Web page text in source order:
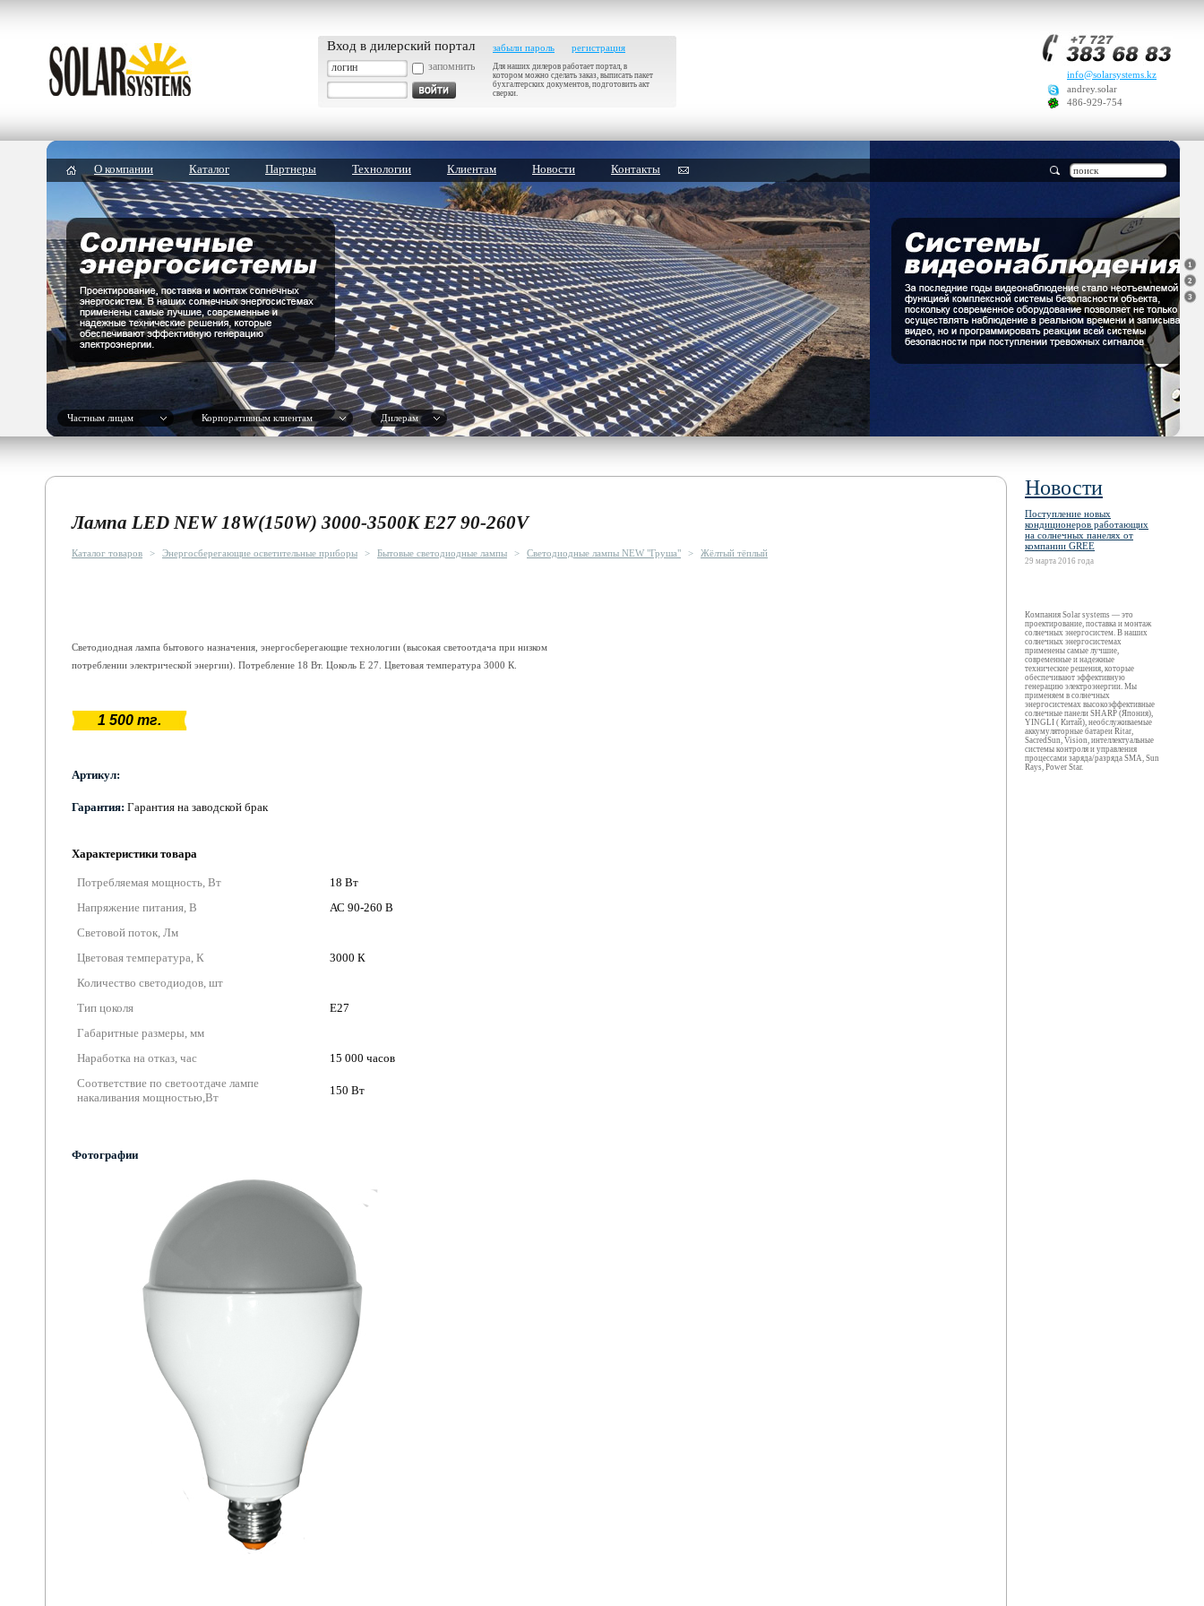
Вход в дилерский портал
запомнить
забыли пароль регистрация
Для наших дилеров работает портал, в
котором можно сделать заказ, выписать пакет
бухгалтерских документов, подготовить акт
сверки.
info@solarsystems.kz
andrey.solar
486-929-754
О компании Каталог Партнеры Технологии Клиентам Новости Контакты
Частным лицам Корпоративным клиентам Дилерам
Лампа LED NEW 18W(150W) 3000-3500K E27 90-260V
Каталог товаров > Энергосберегающие осветительные приборы > Бытовые светодиодные лампы > Светодиодные лампы NEW "Груша" > Жёлтый тёплый
Светодиодная лампа бытового назначения, энергосберегающие технологии (высокая светоотдача при низком
потреблении электрической энергии). Потребление 18 Вт. Цоколь Е 27. Цветовая температура 3000 К.
1 500 тг.
Артикул:
Гарантия: Гарантия на заводской брак
Характеристики товара
Потребляемая мощность, Вт
18 Вт
Напряжение питания, В
АС 90-260 В
Световой поток, Лм
Цветовая температура, К
3000 К
Количество светодиодов, шт
Тип цоколя
Е27
Габаритные размеры, мм
Наработка на отказ, час
15 000 часов
Соответствие по светоотдаче лампе
накаливания мощностью,Вт
150 Вт
Фотографии
Новости
Поступление новых
кондиционеров работающих
на солнечных панелях от
компании GREE
29 марта 2016 года
Компания Solar systems — это
проектирование, поставка и монтаж
солнечных энергосистем. В наших
солнечных энергосистемах
применены самые лучшие,
современные и надежные
технические решения, которые
обеспечивают эффективную
генерацию электроэнергии. Мы
применяем в солнечных
энергосистемах высокоэффективные
солнечные панели SHARP (Япония),
YINGLI ( Китай), необслуживаемые
аккумуляторные батареи Ritar,
SacredSun, Vision, интеллектуальные
системы контроля и управления
процессами заряда/разряда SMA, Sun
Rays, Power Star.